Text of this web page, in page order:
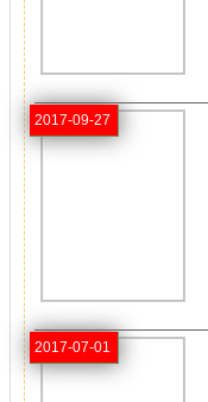
2017-09-27
2017-07-01